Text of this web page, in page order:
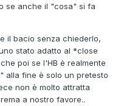
se anche il "cosa" si fa
il bacio senza chiederlo,
stato adatto al *close
poi se l'HB è realmente
alla fine è solo un pretesto
non è molto attratta
a nostro favore..